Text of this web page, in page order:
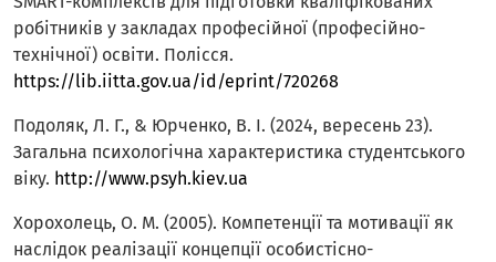
робітників у закладах професійної (професійно-
технічної) освіти. Полісся.
https://lib.iitta.gov.ua/id/eprint/720268
Подоляк, Л. Г., & Юрченко, В. І. (2024, вересень 23).
Загальна психологічна характеристика студентського
віку. http://www.psyh.kiev.ua
Хорохолець, О. М. (2005). Компетенції та мотивації як
наслідок реалізації концепції особистісно-